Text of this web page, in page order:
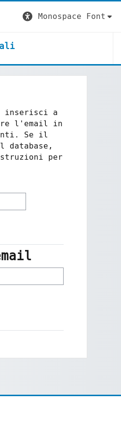
Monospace Font
inserisci a
l'email in
Se il
database,
per